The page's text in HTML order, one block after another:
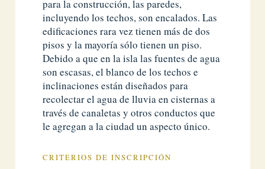
para la construcción, las paredes,
incluyendo los techos, son encalados. Las
edificaciones rara vez tienen más de dos
pisos y la mayoría sólo tienen un piso.
Debido a que en la isla las fuentes de agua
son escasas, el blanco de los techos e
inclinaciones están diseñados para
recolectar el agua de lluvia en cisternas a
través de canaletas y otros conductos que
le agregan a la ciudad un aspecto único.
CRITERIOS DE INSCRIPCIÓN